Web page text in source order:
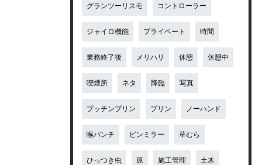
グランツーリスモ コントローラー
ジャイロ機能 プライベート 時間
業務終了後 メリハリ 休憩 休憩中
喫煙所 ネタ 降臨 写真
プッチンプリン プリン ノーハンド
喉パンチ ピンミラー 草むら
ひっつき虫 原 施工管理 土木